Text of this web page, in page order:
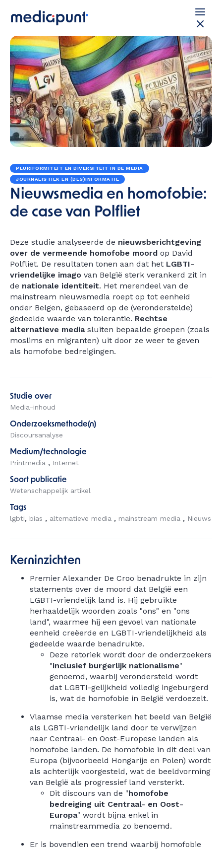
PLURIFORMITEIT EN DIVERSITEIT IN DE MEDIA
JOURNALISTIEK EN (DES)INFORMATIE
Nieuwsmedia en homofobie:
de case van Polfliet
Deze studie analyseerde de nieuwsberichtgeving
over de vermeende homofobe moord op David
Polfliet. De resultaten tonen aan dat het LGBTI-
vriendelijke imago van België sterk verankerd zit in
de nationale identiteit. Het merendeel van de
mainstream nieuwsmedia roept op tot eenheid
onder Belgen, gebaseerd op de (veronderstelde)
gedeelde waarde van tolerantie. Rechtse
alternatieve mediasluiten bepaalde groepen (zoals
moslims en migranten) uit door ze weer te geven
als homofobe bedreigingen.
Studie over
Media-inhoud
Onderzoeksmethode(n)
Discoursanalyse
Medium/technologie
Printmedia
Internet
Soort publicatie
Wetenschappelijk artikel
Tags
lgbti
bias alternatieve media mainstream media Nieuws
Kerninzichten
Premier Alexander De Croo benadrukte in zijn
statements over de moord dat België een
LGBTI-vriendelijk land is. Hij gebruikte
herhaaldelijk woorden zoals "ons" en "ons
land", waarmee hij een gevoel van nationale
eenheid creëerde en LGBTI-vriendelijkheid als
gedeelde waarde benadrukte.
Deze retoriek wordt door de onderzoekers
"inclusief burgerlijk nationalisme"
genoemd, waarbij verondersteld wordt
dat LGBTI-gelijkheid volledig ingeburgerd
is, wat de homofobie in België verdoezelt.
Vlaamse media versterken het beeld van België
als LGBTI-vriendelijk land door te verwijzen
naar Centraal- en Oost-Europese landen als
homofobe landen. De homofobie in dit deel van
Europa (bijvoorbeeld Hongarije en Polen) wordt
als achterlijk voorgesteld, wat de beeldvorming
van België als progressief land versterkt.
Dit discours van de "homofobe
bedreiging uit Centraal- en Oost-
Europa" wordt bijna enkel in
mainstreammedia zo benoemd.
Er is bovendien een trend waarbij homofobie